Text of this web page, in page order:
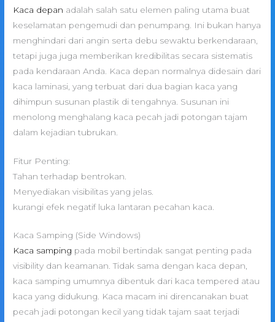
Kaca depan adalah salah satu elemen paling utama buat
keselamatan pengemudi dan penumpang. Ini bukan hanya
menghindari dari angin serta debu sewaktu berkendaraan,
tetapi juga juga memberikan kredibilitas secara sistematis
pada kendaraan Anda. Kaca depan normalnya didesain dari
kaca laminasi, yang terbuat dari dua bagian kaca yang
dihimpun susunan plastik di tengahnya. Susunan ini
menolong menghalang kaca pecah jadi potongan tajam
dalam kejadian tubrukan.
Fitur Penting:
Tahan terhadap bentrokan.
Menyediakan visibilitas yang jelas.
kurangi efek negatif luka lantaran pecahan kaca.
Kaca Samping (Side Windows)
Kaca samping pada mobil bertindak sangat penting pada
visibility dan keamanan. Tidak sama dengan kaca depan,
kaca samping umumnya dibentuk dari kaca tempered atau
kaca yang didukung. Kaca macam ini direncanakan buat
pecah jadi potongan kecil yang tidak tajam saat terjadi